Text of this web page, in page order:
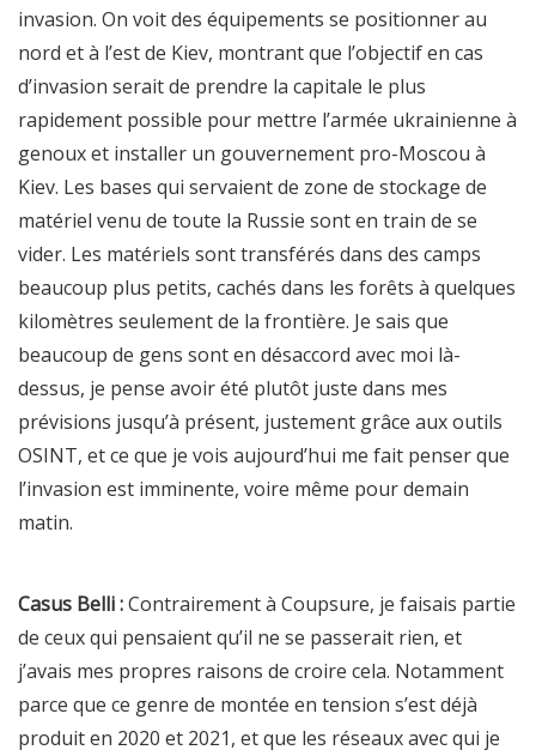
invasion. On voit des équipements se positionner au
nord et à l’est de Kiev, montrant que l’objectif en cas
d’invasion serait de prendre la capitale le plus
rapidement possible pour mettre l’armée ukrainienne à
genoux et installer un gouvernement pro-Moscou à
Kiev. Les bases qui servaient de zone de stockage de
matériel venu de toute la Russie sont en train de se
vider. Les matériels sont transférés dans des camps
beaucoup plus petits, cachés dans les forêts à quelques
kilomètres seulement de la frontière. Je sais que
beaucoup de gens sont en désaccord avec moi là-
dessus, je pense avoir été plutôt juste dans mes
prévisions jusqu’à présent, justement grâce aux outils
OSINT, et ce que je vois aujourd’hui me fait penser que
l’invasion est imminente, voire même pour demain
matin.
Casus Belli :Contrairement à Coupsure, je faisais partie
de ceux qui pensaient qu’il ne se passerait rien, et
j’avais mes propres raisons de croire cela. Notamment
parce que ce genre de montée en tension s’est déjà
produit en 2020 et 2021, et que les réseaux avec qui je